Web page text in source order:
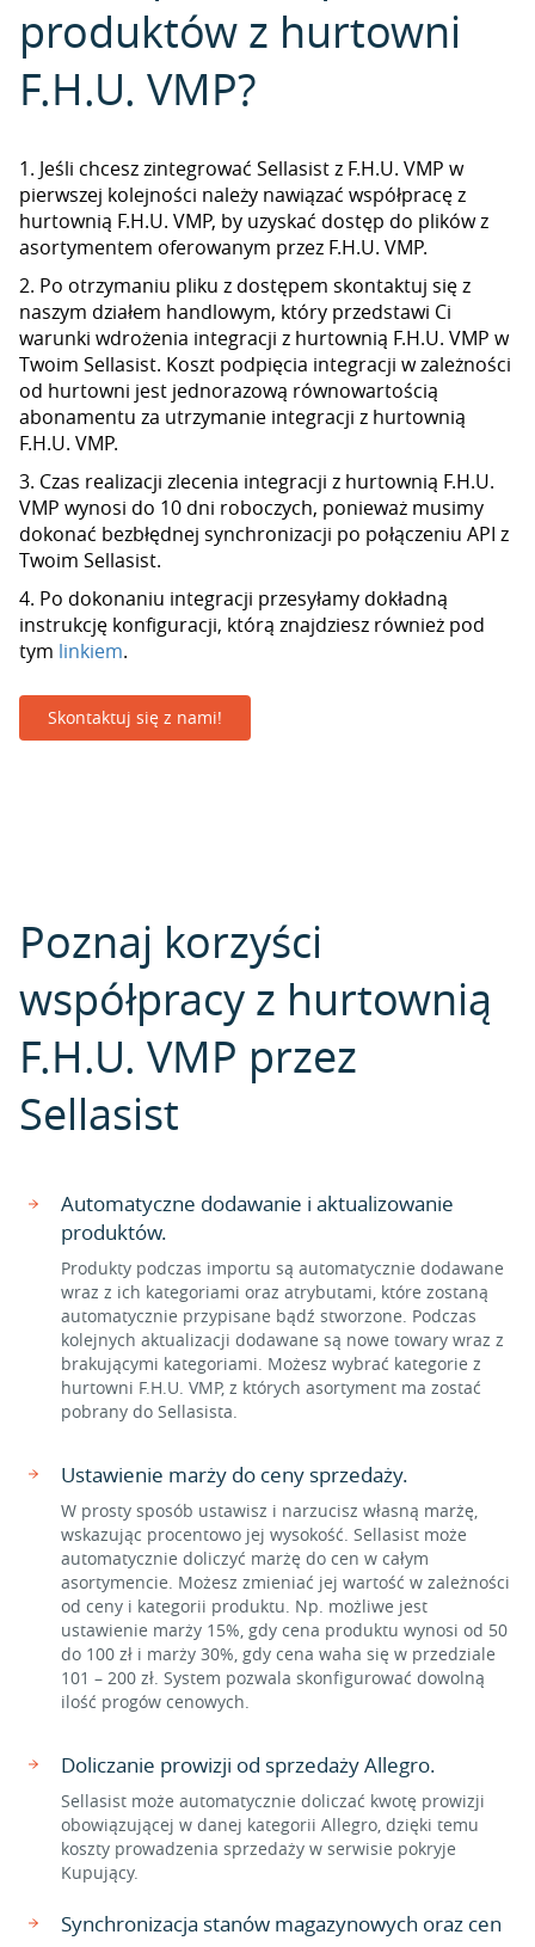
produktów z hurtowni
F.H.U. VMP?
1. Jeśli chcesz zintegrować Sellasist z F.H.U. VMP w
pierwszej kolejności należy nawiązać współpracę z
hurtownią F.H.U. VMP, by uzyskać dostęp do plików z
asortymentem oferowanym przez F.H.U. VMP.
2. Po otrzymaniu pliku z dostępem skontaktuj się z
naszym działem handlowym, który przedstawi Ci
warunki wdrożenia integracji z hurtownią F.H.U. VMP w
Twoim Sellasist. Koszt podpięcia integracji w zależności
od hurtowni jest jednorazową równowartością
abonamentu za utrzymanie integracji z hurtownią
F.H.U. VMP.
3. Czas realizacji zlecenia integracji z hurtownią F.H.U.
VMP wynosi do 10 dni roboczych, ponieważ musimy
dokonać bezbłędnej synchronizacji po połączeniu API z
Twoim Sellasist.
4. Po dokonaniu integracji przesyłamy dokładną
instrukcję konfiguracji, którą znajdziesz również pod
tym linkiem.
Skontaktuj się z nami!
Poznaj korzyści
współpracy z hurtownią
F.H.U. VMP przez
Sellasist
Automatyczne dodawanie i aktualizowanie
produktów.
Produkty podczas importu są automatycznie dodawane
wraz z ich kategoriami oraz atrybutami, które zostaną
automatycznie przypisane bądź stworzone. Podczas
kolejnych aktualizacji dodawane są nowe towary wraz z
brakującymi kategoriami. Możesz wybrać kategorie z
hurtowni F.H.U. VMP, z których asortyment ma zostać
pobrany do Sellasista.
Ustawienie marży do ceny sprzedaży.
W prosty sposób ustawisz i narzucisz własną marżę,
wskazując procentowo jej wysokość. Sellasist może
automatycznie doliczyć marżę do cen w całym
asortymencie. Możesz zmieniać jej wartość w zależności
od ceny i kategorii produktu. Np. możliwe jest
ustawienie marży 15%, gdy cena produktu wynosi od 50
do 100 zł i marży 30%, gdy cena waha się w przedziale
101 – 200 zł. System pozwala skonfigurować dowolną
ilość progów cenowych.
Doliczanie prowizji od sprzedaży Allegro.
Sellasist może automatycznie doliczać kwotę prowizji
obowiązującej w danej kategorii Allegro, dzięki temu
koszty prowadzenia sprzedaży w serwisie pokryje
Kupujący.
Synchronizacja stanów magazynowych oraz cen